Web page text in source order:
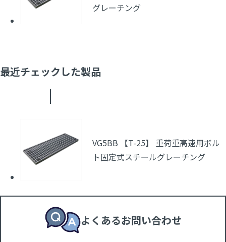
グレーチング
最近チェックした製品
VG5BB 【T-25】 重荷重高速用ボル
ト固定式スチールグレーチング
よくあるお問い合わせ